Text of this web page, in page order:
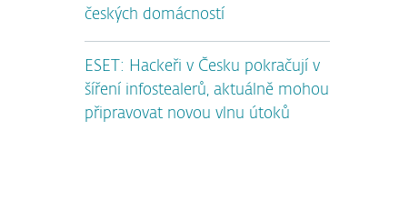
českých domácností
ESET: Hackeři v Česku pokračují v
šíření infostealerů, aktuálně mohou
připravovat novou vlnu útoků